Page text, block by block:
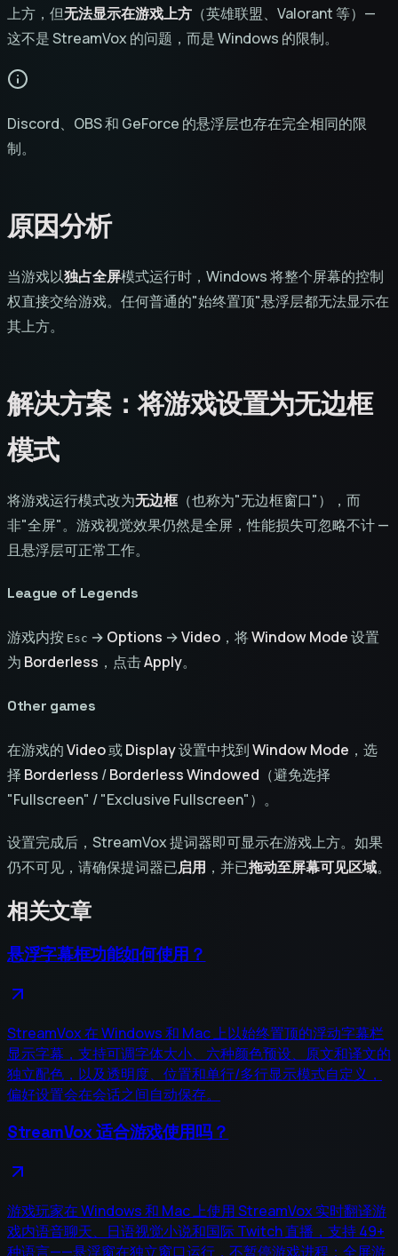
上方，但无法显示在游戏上方 （英雄联盟、Valorant 等）—
这不是 StreamVox 的问题，而是 Windows 的限制。
Discord、OBS 和 GeForce 的悬浮层也存在完全相同的限
制。
原因分析
当游戏以独占全屏模式运行时，Windows 将整个屏幕的控制
权直接交给游戏。任何普通的"始终置顶"悬浮层都无法显示在
其上方。
解决方案：将游戏设置为无边框
模式
将游戏运行模式改为无边框（也称为"无边框窗口"），而
非"全屏"。游戏视觉效果仍然是全屏，性能损失可忽略不计 —
且悬浮层可正常工作。
League of Legends
游戏内按 Esc → Options →Video ，将Window Mode设置
为 Borderless ，点击Apply。
Other games
在游戏的Video或Display设置中找到Window Mode ，选
择 Borderless /Borderless Windowed （避免选择
"Fullscreen" / "Exclusive Fullscreen"）。
设置完成后，StreamVox 提词器即可显示在游戏上方。如果
仍不可见，请确保提词器已启用 ，并已拖动至屏幕可见区域。
相关文章
悬浮字幕框功能如何使用？
StreamVox 在 Windows 和 Mac 上以始终置顶的浮动字幕栏
显示字幕，支持可调字体大小、六种颜色预设、原文和译文的
独立配色，以及透明度、位置和单行/多行显示模式自定义，
偏好设置会在会话之间自动保存。
StreamVox 适合游戏使用吗？
游戏玩家在 Windows 和 Mac 上使用 StreamVox 实时翻译游
戏内语音聊天、日语视觉小说和国际 Twitch 直播，支持 49+
种语言——悬浮窗在独立窗口运行，不暂停游戏进程；全屏游